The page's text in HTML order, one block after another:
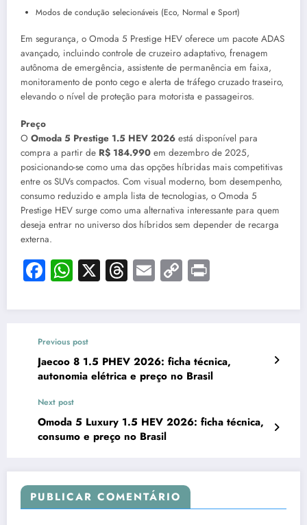
Modos de condução selecionáveis (Eco, Normal e Sport)
Em segurança, o Omoda 5 Prestige HEV oferece um pacote ADAS
avançado, incluindo controle de cruzeiro adaptativo, frenagem
autônoma de emergência, assistente de permanência em faixa,
monitoramento de ponto cego e alerta de tráfego cruzado traseiro,
elevando o nível de proteção para motorista e passageiros.
Preço
O Omoda 5 Prestige 1.5 HEV 2026 está disponível para
compra a partir de R$ 184.990 em dezembro de 2025,
posicionando-se como uma das opções híbridas mais competitivas
entre os SUVs compactos. Com visual moderno, bom desempenho,
consumo reduzido e ampla lista de tecnologias, o Omoda 5
Prestige HEV surge como uma alternativa interessante para quem
deseja entrar no universo dos híbridos sem depender de recarga
externa.
Facebook
WhatsApp
X Threads
Email
Copy
Previous post
Jaecoo 8 1.5 PHEV 2026: ficha técnica,
autonomia elétrica e preço no Brasil
Next post
Omoda 5 Luxury 1.5 HEV 2026: ficha técnica,
consumo e preço no Brasil
PUBLICAR COMENTÁRIO